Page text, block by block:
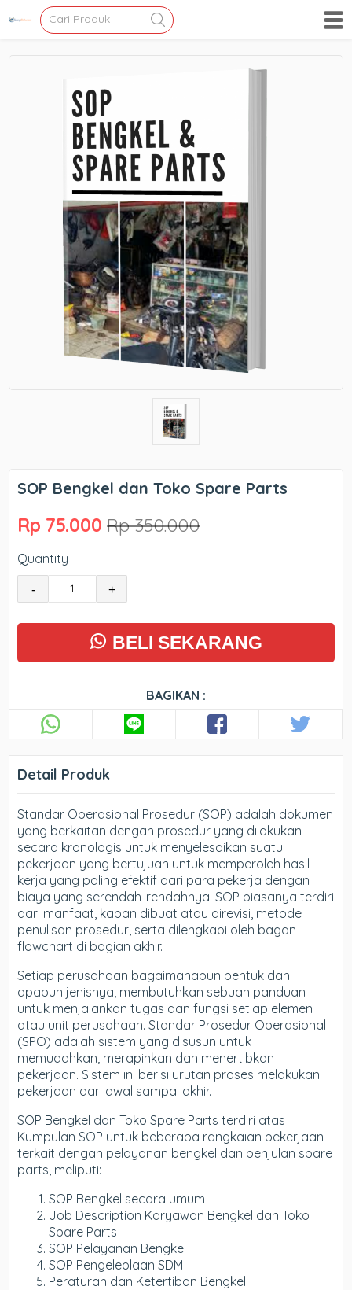
SOP Bengkel dan Toko Spare Parts
Rp 75.000 Rp 350.000
Quantity
- +
BELI SEKARANG
BAGIKAN :
Detail Produk
Standar Operasional Prosedur (SOP) adalah dokumen
yang berkaitan dengan prosedur yang dilakukan
secara kronologis untuk menyelesaikan suatu
pekerjaan yang bertujuan untuk memperoleh hasil
kerja yang paling efektif dari para pekerja dengan
biaya yang serendah-rendahnya. SOP biasanya terdiri
dari manfaat, kapan dibuat atau direvisi, metode
penulisan prosedur, serta dilengkapi oleh bagan
flowchart di bagian akhir.
Setiap perusahaan bagaimanapun bentuk dan
apapun jenisnya, membutuhkan sebuah panduan
untuk menjalankan tugas dan fungsi setiap elemen
atau unit perusahaan. Standar Prosedur Operasional
(SPO) adalah sistem yang disusun untuk
memudahkan, merapihkan dan menertibkan
pekerjaan. Sistem ini berisi urutan proses melakukan
pekerjaan dari awal sampai akhir.
SOP Bengkel dan Toko Spare Parts terdiri atas
Kumpulan SOP untuk beberapa rangkaian pekerjaan
terkait dengan pelayanan bengkel dan penjulan spare
parts, meliputi:
SOP Bengkel secara umum
Job Description Karyawan Bengkel dan Toko
Spare Parts
SOP Pelayanan Bengkel
SOP Pengeleolaan SDM
Peraturan dan Ketertiban Bengkel